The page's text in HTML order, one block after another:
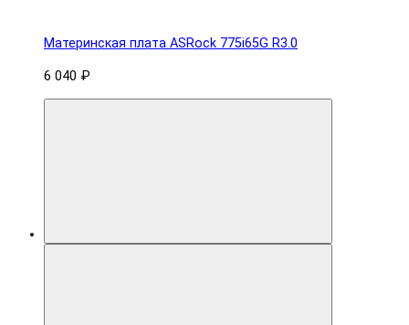
Материнская плата ASRock 775i65G R3.0
6 040 ₽